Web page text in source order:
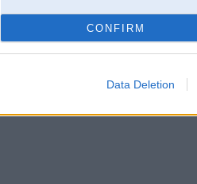
CONFIRM
Data Deletion